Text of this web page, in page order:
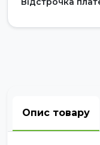
Опис товару